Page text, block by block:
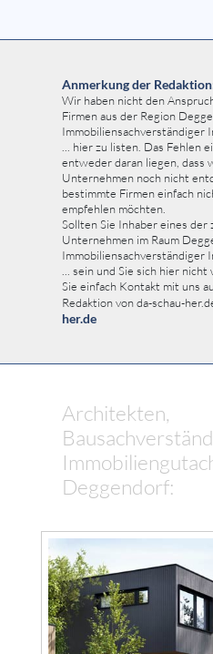
Anmerkung der
Wir haben nicht den
Firmen aus der Region
Immobiliensachverständiger
... hier zu listen. Das Fehlen
entweder daran liegen, dass
Unternehmen noch nicht
bestimmte Firmen einfach
empfehlen möchten.
Sollten Sie Inhaber eines der
Unternehmen im Raum
Immobiliensachverständiger
... sein und Sie sich hier
Sie einfach Kontakt mit uns
Redaktion von da-schau-
her.de
Architekten,
Deggendorf: